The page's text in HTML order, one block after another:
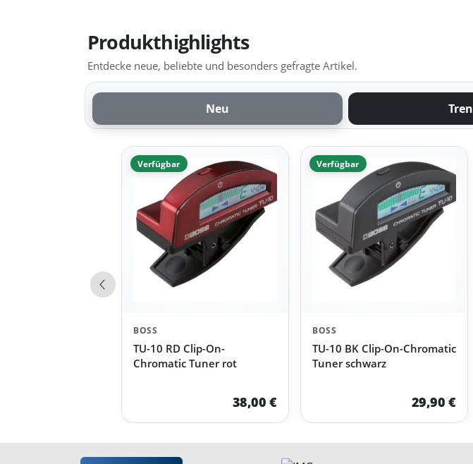
Produkthighlights
Entdecke neue, beliebte und besonders gefragte Artikel.
Neu
Verfügbar
BOSS
TU-10 RD Clip-On-
Chromatic Tuner rot
38,00 €
Verfügbar
BOSS
TU-10 BK Clip-On-Chromatic
Tuner schwarz
29,90 €
Vorherige Produkte